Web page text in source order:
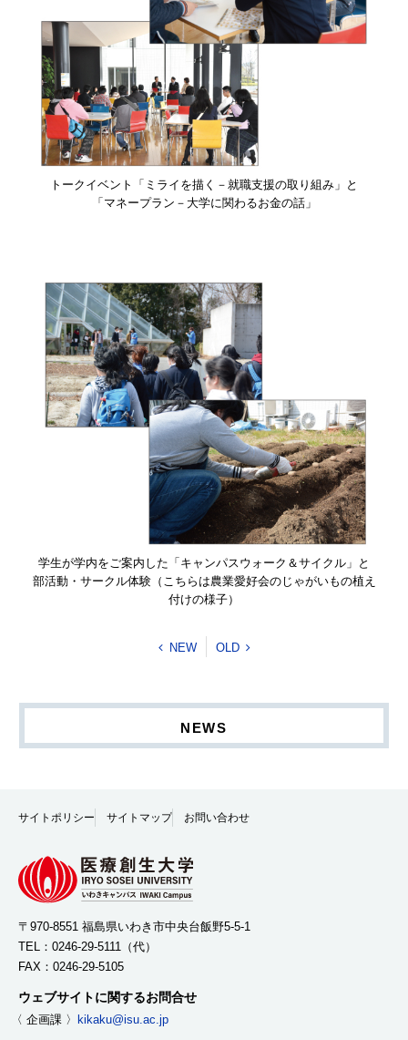
トークイベント「ミライを描く－就職支援の取り組み」と
「マネープラン－大学に関わるお金の話」
学生が学内をご案内した「キャンパスウォーク＆サイクル」と
部活動・サークル体験（こちらは農業愛好会のじゃがいもの植え
付けの様子）
NEW OLD
NEWS
サイトポリシー サイトマップ お問い合わせ
〒970-8551 福島県いわき市中央台飯野5-5-1
TEL： 0246-29-5111
（代）
FAX：0246-29-5105
ウェブサイトに関するお問合せ
〈 企画課 〉 kikaku@isu.ac.jp